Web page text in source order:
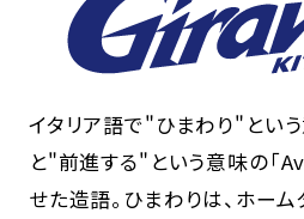
イタリア語で"ひまわり"とい
と"前進する"という意味の「
せた造語。ひまわりは、ホー